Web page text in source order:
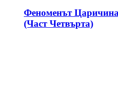
Феноменът
(Част Четвърта)